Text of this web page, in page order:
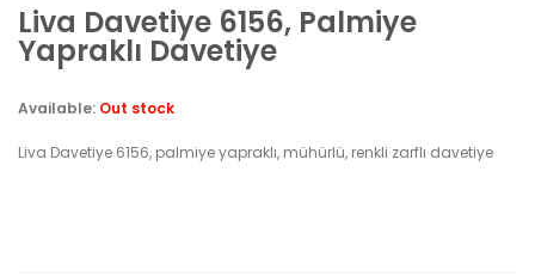
Liva Davetiye 6156, Palmiye
Yapraklı Davetiye
Available: Out stock
Liva Davetiye 6156, palmiye yapraklı, mühürlü, renkli zarflı davetiye